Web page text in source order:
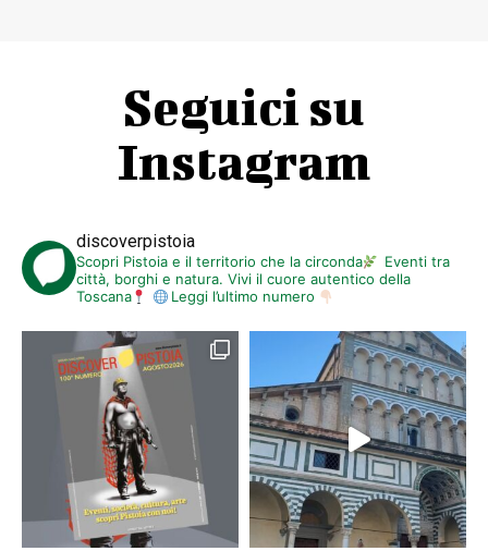
Seguici su
Instagram
discoverpistoia
Scopri Pistoia e il territorio che la circonda
Eventi tra
città, borghi e natura. Vivi il cuore autentico della
Toscana
Leggi l’ultimo numero